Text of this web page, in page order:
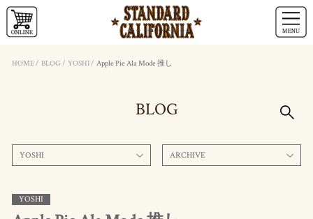
HOME/ BLOG / YOSHI/ Apple Pie Ala Mode 推し
BLOG
YOSHI ARCHIVE
YOSHI